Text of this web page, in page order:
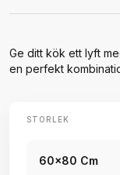
Ge ditt kök ett lyft
en perfekt
STORLEK
60x80 Cm